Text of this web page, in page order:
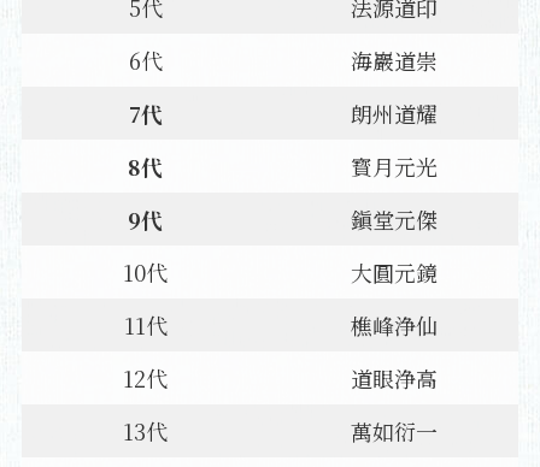
5代
法源道印
6代
海巖道崇
7代
朗州道耀
8代
寳月元光
9代
鎭堂元傑
10代
大圓元鏡
11代
樵峰浄仙
12代
道眼浄高
13代
萬如衍一